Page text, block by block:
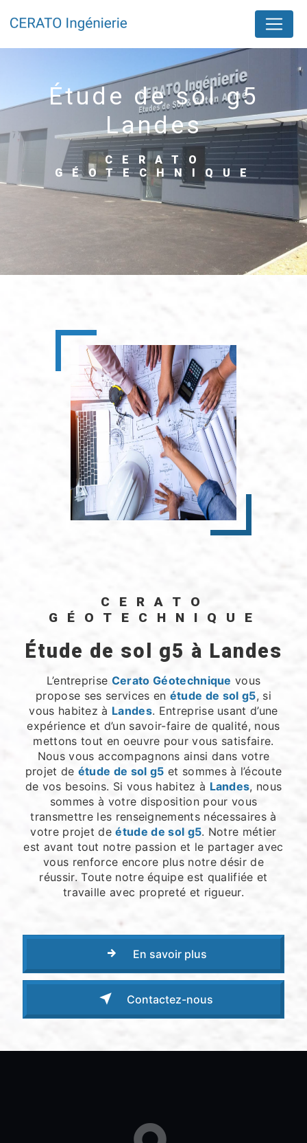
étude de sol g5
Landes
CERATO
GÉOTECHNIQUE
CERATO
GÉOTECHNIQUE
étude de sol g5 à Landes
L’entreprise Cerato Géotechnique vous
propose ses services en étude de sol g5, si
vous habitez à Landes. Entreprise usant d’une
expérience et d’un savoir-faire de qualité, nous
mettons tout en oeuvre pour vous satisfaire.
Nous vous accompagnons ainsi dans votre
projet de étude de sol g5 et sommes à l’écoute
de vos besoins. Si vous habitez à Landes, nous
sommes à votre disposition pour vous
transmettre les renseignements nécessaires à
votre projet deétude de sol g5. Notre métier
est avant tout notre passion et le partager avec
vous renforce encore plus notre désir de
réussir. Toute notre équipe est qualifiée et
travaille avec propreté et rigueur.
En savoir plus
Contactez-nous